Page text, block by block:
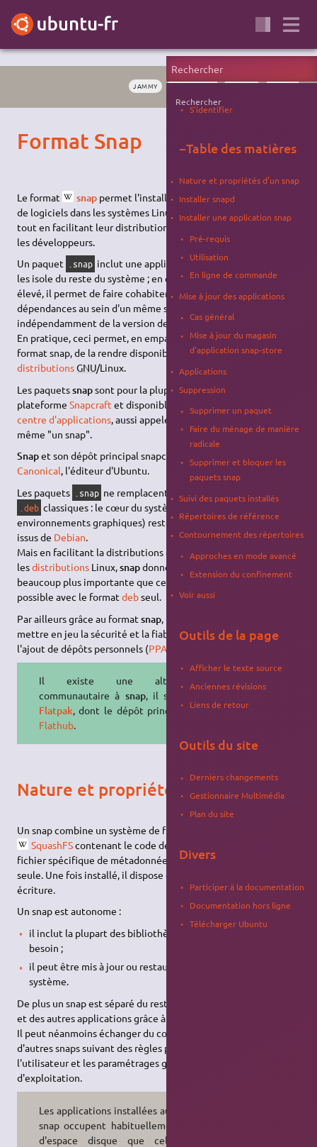
JAMMY APPLICATION FORMAT PAQUET
Format Snap
Le format snappermet l'installation
de logiciels dans les systèmes Linux,
tout en facilitant leur distribution pour
les développeurs.
Un paquet
.snap inclut une application et ses dépendances et
les isole du reste du système ; en contrepartie d'un volume plus
élevé, il permet de faire cohabiter plusieurs versions de mêmes
dépendances au sein d'un même système Linux,
indépendamment de la version de celui-ci.
En pratique, ceci permet, en empaquetant une application au
format snap, de la rendre disponible sur absolument toutes les
distributionsGNU/Linux.
Les paquetssnapsont pour la plupart centralisés sur la
plateformeSnapcraft et disponibles sur Ubuntu depuis le
centre d'applications, aussi appelé Snap Store
, et qui est lui-
même "un snap".
Snapet son dépôt principal snapcraft sont maintenus par
Canonical, l'éditeur d'Ubuntu.
Les paquets
.snap ne remplacent pas toujours les paquets
.deb classiques : le cœur du système Ubuntu (noyau,
environnements graphiques) reste géré à partir des paquets
issus de Debian.
Mais en facilitant la distributions des applications pour toutes
lesdistributions Linux,snapdonne accès à une logithèque
beaucoup plus importante que ce qui était logistiquement
possible avec le formatdebseul.
Par ailleurs grâce au formatsnap
mettre en jeu la sécurité et la fiabilité de leur système par
l'ajout de dépôts personnels (PPA
Il existe une alternative
communautaire à snap, il s'agit de
Flatpak, dont le dépôt principal est
Flathub.
Nature et propriétés d’un snap
Un snap combine un système de fichiers compressés
SquashFScontenant le code de l'application associée et un
fichier spécifique de métadonnées
snap.yaml
seule. Une fois installé, il dispose d'une zone accessible en
écriture.
Un snap est autonome :
il inclut la plupart des bibliothèques et des outils dont il a
besoin ;
il peut être mis à jour ou restauré sans affecter le reste du
système.
De plus un snap est séparé du reste du système d'exploitation
et des autres applications grâce à des mécanismes de sécurité.
Il peut néanmoins échanger du contenu et fonctionner avec
d'autres snaps suivant des règles précises contrôlées par
l'utilisateur et les paramétrages généraux du système
d'exploitation.
Les applications installées au format
snap occupent habituellement plus
d'espace disque que celles qui
Rechercher
S'identifier
−Table des matières
Nature et propriétés d’un snap
Installer snapd
Installer une application snap
Pré-requis
Utilisation
En ligne de commande
Mise à jour des applications
Cas général
Mise à jour du magasin
d'application snap-store
Applications
Suppression
Supprimer un paquet
Faire du ménage de manière
radicale
Supprimer et bloquer les
paquets snap
Suivi des paquets installés
Répertoires de référence
Contournement des répertoires
Approches en mode avancé
Extension du confinement
Voir aussi
Outils de la page
Afficher le texte source
Anciennes révisions
Liens de retour
Outils du site
Derniers changements
Gestionnaire Multimédia
Plan du site
Divers
Participer à la documentation
Documentation hors ligne
Télécharger Ubuntu